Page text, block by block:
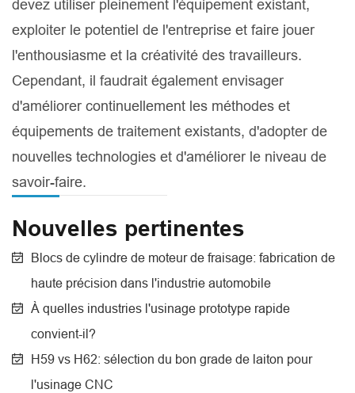
devez utiliser pleinement l'équipement existant,
exploiter le potentiel de l'entreprise et faire jouer
l'enthousiasme et la créativité des travailleurs.
Cependant, il faudrait également envisager
d'améliorer continuellement les méthodes et
équipements de traitement existants, d'adopter de
nouvelles technologies et d'améliorer le niveau de
savoir-faire.
Nouvelles pertinentes
Blocs de cylindre de moteur de fraisage: fabrication de
haute précision dans l'industrie automobile
À quelles industries l'usinage prototype rapide
convient-il?
H59 vs H62: sélection du bon grade de laiton pour
l'usinage CNC